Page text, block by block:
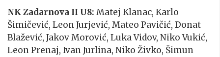
NK Zadarnova II U8: Matej Klanac, Karlo
Šimičević, Leon Jurjević, Mateo Pavičić, Donat
Blažević, Jakov Morović, Luka Vidov, Niko Vukić,
Leon Prenaj, Ivan Jurlina, Niko Živko, Šimun